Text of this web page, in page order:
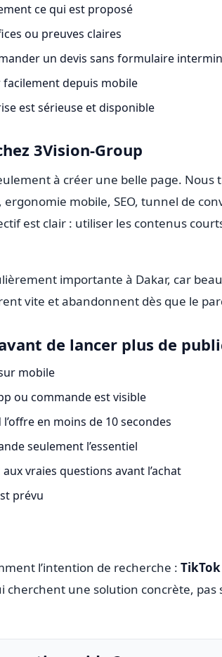
ce qui est proposé
ou preuves claires
un devis sans formulaire
depuis mobile
est sérieuse et disponible
3Vision-Group
à créer une belle page. Nous
mobile, SEO, tunnel de
est clair : utiliser les contenus
importante à Dakar, car
vite et abandonnent dès que le
de lancer plus de
mobile
ou commande est visible
en moins de 10 secondes
seulement l’essentiel
vraies questions avant l’achat
prévu
l’intention de recherche :
cherchent une solution concrète,